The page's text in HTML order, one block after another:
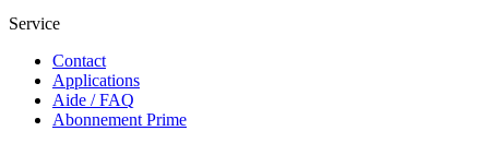
Service
Contact
Applications
Aide / FAQ
Abonnement Prime